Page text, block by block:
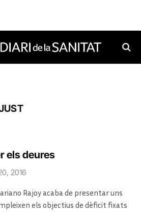
els deures
2016
Rajoy acaba de presentar uns
els objectius de dèficit fixats